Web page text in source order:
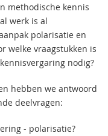
methodische kennis
werk is al
polarisatie en
welke vraagstukken is
nodig?
hebben we antwoord
deelvragen:
- polarisatie?